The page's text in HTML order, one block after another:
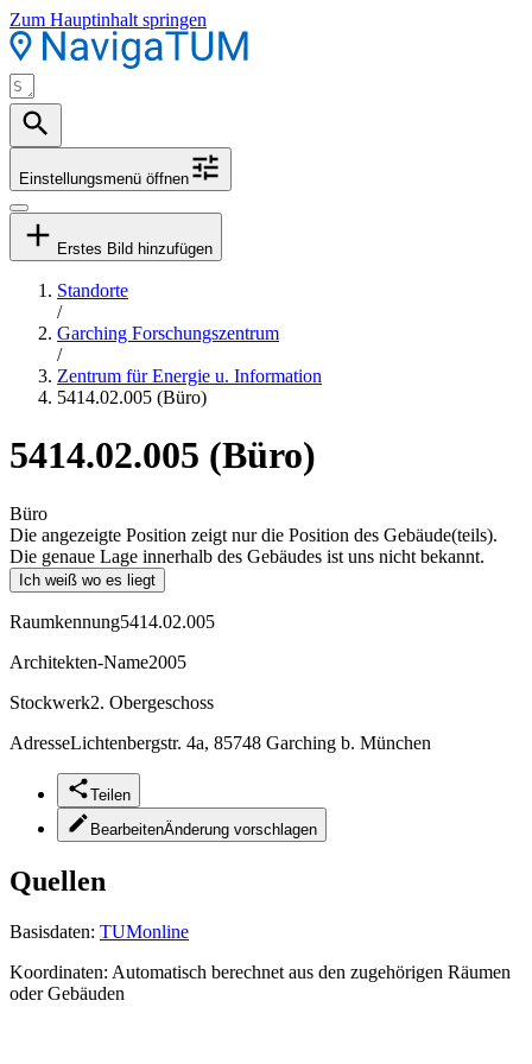
Zum Hauptinhalt springen
Einstellungsmenü öffnen
Erstes Bild hinzufügen
Standorte
/
Garching Forschungszentrum
/
Zentrum für Energie u. Information
5414.02.005 (Büro)
5414.02.005 (Büro)
Büro
Die angezeigte Position zeigt nur die Position des Gebäude(teils).
Die genaue Lage innerhalb des Gebäudes ist uns nicht bekannt.
Ich weiß wo es liegt
Raumkennung5414.02.005
Architekten-Name2005
Stockwerk2. Obergeschoss
AdresseLichtenbergstr. 4a, 85748 Garching b. München
Teilen
BearbeitenÄnderung vorschlagen
Quellen
Basisdaten: TUMonline
Koordinaten: Automatisch berechnet aus den zugehörigen Räumen
oder Gebäuden